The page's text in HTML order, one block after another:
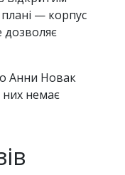
— корпус
Анни Новак
них немає